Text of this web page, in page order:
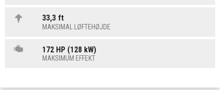
33,3 ft
MAKSIMAL LØFTEHØJDE
172 HP (128 kW)
MAKSIMUM EFFEKT